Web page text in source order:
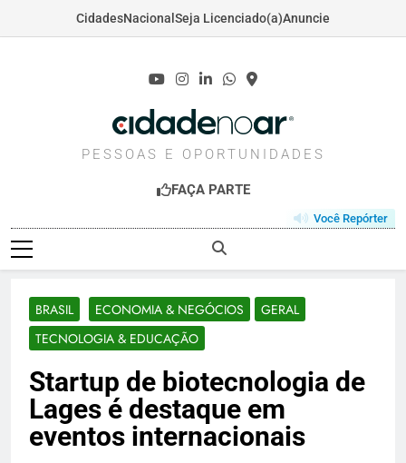
CidadesNacional Seja Licenciado(a)Anuncie
CIDADENOAR.COM
PESSOAS E OPORTUNIDADES
FAÇA PARTE
Você Repórter
BRASIL ECONOMIA & NEGÓCIOS
GERAL
TECNOLOGIA & EDUCAÇÃO
Startup de biotecnologia de
Lages é destaque em
eventos internacionais